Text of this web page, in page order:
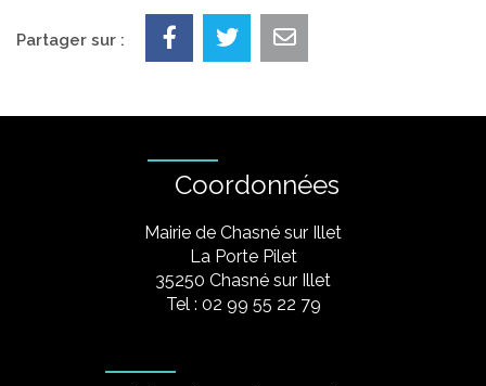
Partager sur :
Coordonnées
Mairie de Chasné sur Illet
La Porte Pilet
35250 Chasné sur Illet
Tel : 02 99 55 22 79